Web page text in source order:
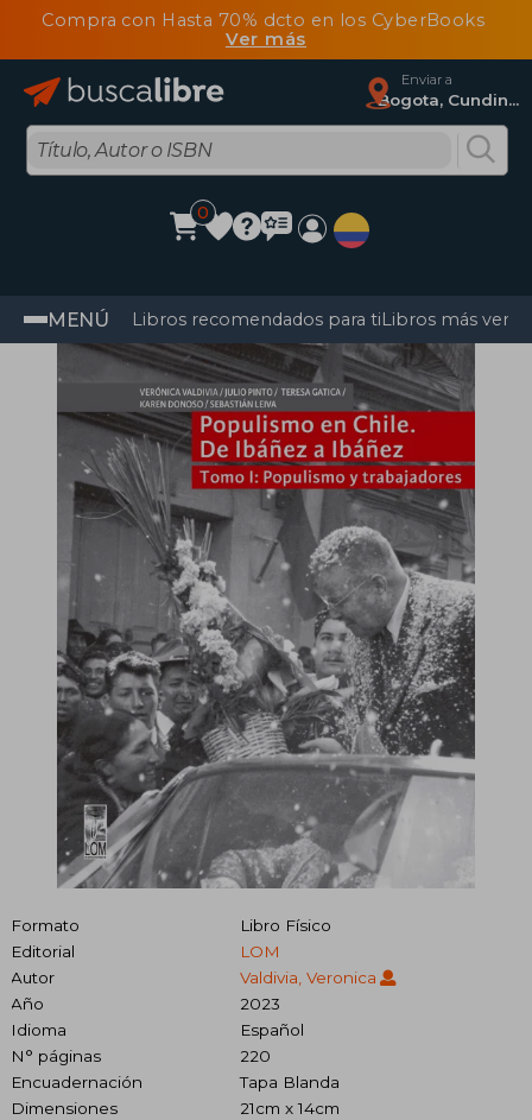
Compra con Hasta 70% dcto en los CyberBooks
Ver más
Enviar a
Bogota, Cundinamarca
0
MENÚ Libros recomendados para tiLibros más
Formato
Libro Físico
Editorial
LOM
Autor
Valdivia, Veronica
Año
2023
Idioma
Español
N° páginas
220
Encuadernación
Tapa Blanda
Dimensiones
21cm x 14cm